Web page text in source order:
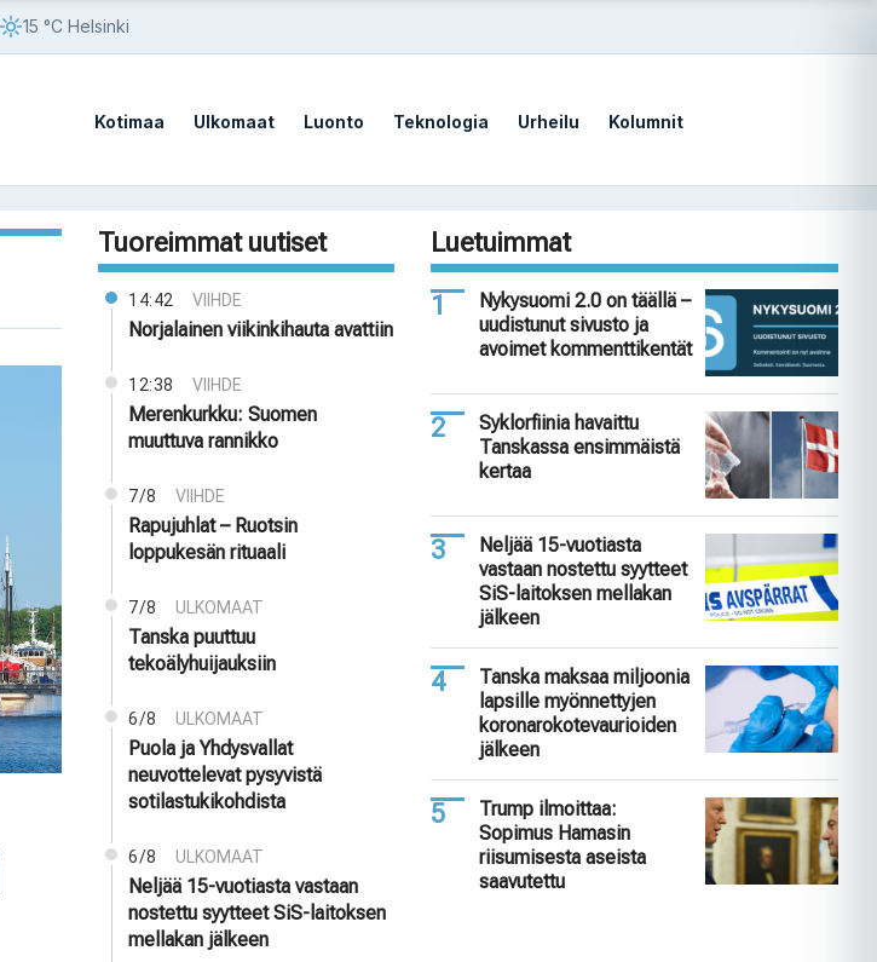
15 °C Helsinki
Kotimaa Ulkomaat Luonto Teknologia Urheilu Kolumnit
Tuoreimmat uutiset
14:42 VIIHDE
Norjalainen viikinkihauta avattiin
12:38 VIIHDE
Merenkurkku: Suomen
muuttuva rannikko
7/8 VIIHDE
Rapujuhlat – Ruotsin
loppukesän rituaali
7/8 ULKOMAAT
Tanska puuttuu
tekoälyhuijauksiin
6/8 ULKOMAAT
Puola ja Yhdysvallat
neuvottelevat pysyvistä
sotilastukikohdista
6/8 ULKOMAAT
Neljää 15-vuotiasta vastaan
nostettu syytteet SiS-laitoksen
mellakan jälkeen
Luetuimmat
Nykysuomi 2.0 on täällä –
uudistunut sivusto ja
avoimet kommenttikentät
Syklorfiinia havaittu
Tanskassa ensimmäistä
kertaa
Neljää 15-vuotiasta
vastaan nostettu syytteet
SiS-laitoksen mellakan
jälkeen
Tanska maksaa miljoonia
lapsille myönnettyjen
koronarokotevaurioiden
jälkeen
Trump ilmoittaa:
Sopimus Hamasin
riisumisesta aseista
saavutettu